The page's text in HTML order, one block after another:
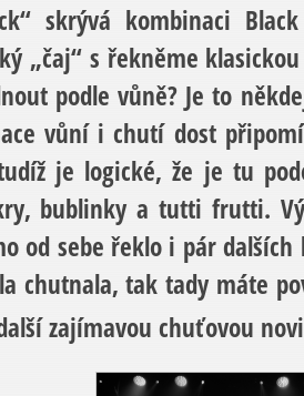
skrývá kombinaci
„čaj“ s řekněme
podle vůně? Je to
vůní i chutí dost
je logické, že je tu
bublinky a tutti frutti.
od sebe řeklo i pár
chutnala, tak tady máte
zajímavou chuťovou